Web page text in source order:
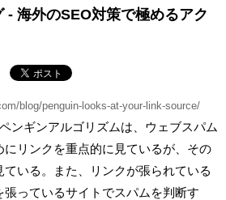
- 海外のSEO対策で極めるアク
blog/penguin-looks-at-your-link-source/
ンギンアルゴリズムは、ウェブスパム
リンクを重点的に見ているが、その
いる。また、リンクが張られている
っているサイトでスパムを判断す